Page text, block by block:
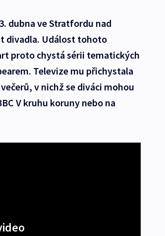
dubna ve Stratfordu nad
divadla. Událost tohoto
proto chystá sérii tematických
Televize mu přichystala
v nichž se diváci mohou
V kruhu koruny nebo na